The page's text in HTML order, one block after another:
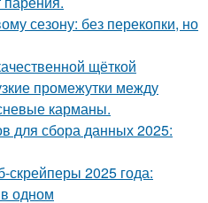
сезону: без перекопки, но
щёткой
промежутки между
карманы.
для сбора данных 2025:
2025 года:
одном